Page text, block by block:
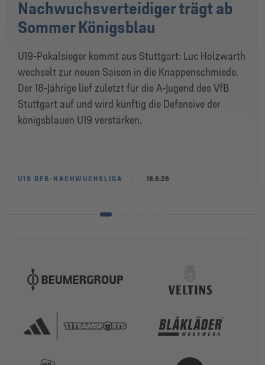
Nachwuchsverteidiger trägt ab
Sommer Königsblau
U19-Pokalsieger kommt aus Stuttgart: Luc Holzwarth
wechselt zur neuen Saison in die Knappenschmiede.
Der 18-Jährige lief zuletzt für die A-Jugend des VfB
Stuttgart auf und wird künftig die Defensive der
königsblauen U19 verstärken.
U19 DFB-NACHWUCHSLIGA 18.6.26